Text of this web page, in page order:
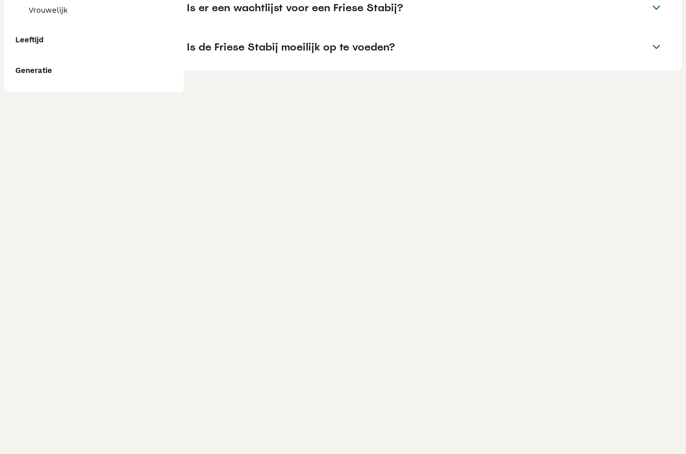
Vrouwelijk
Leeftijd
Generatie
Is er een wachtlijst voor een Friese Stabij?
Is de Friese Stabij moeilijk op te voeden?